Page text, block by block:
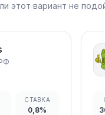
этот вариант не
СТАВКА
0,8%